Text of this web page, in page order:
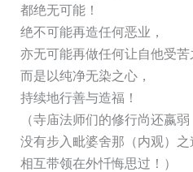
都绝无可能！
绝不可能再造任何恶业，
亦无可能再做任何让自他受苦
而是以纯净无染之心，
持续地行善与造福！
（寺庙法师们的修行尚还嬴弱
没有步入毗婆舍那（内观）之
相互带领在外忏悔思过！）